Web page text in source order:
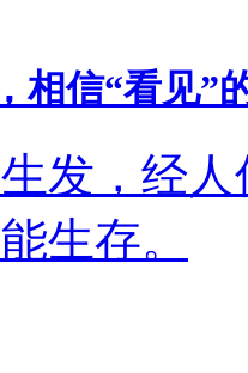
相信“看见”
发，经
生存。